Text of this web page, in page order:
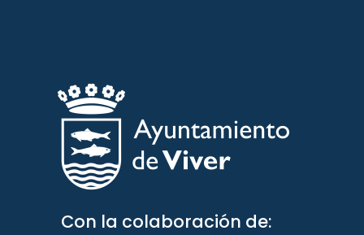
Con la colaboración de: